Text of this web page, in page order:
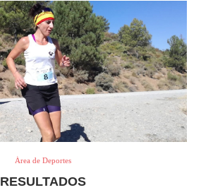
Área de Deportes
RESULTADOS